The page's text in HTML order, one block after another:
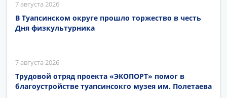
7 августа 2026
В Туапсинском округе прошло торжество в честь
Дня физкультурника
7 августа 2026
Трудовой отряд проекта «ЭКОПОРТ» помог в
благоустройстве туапсинсокго музея им. Полетаева